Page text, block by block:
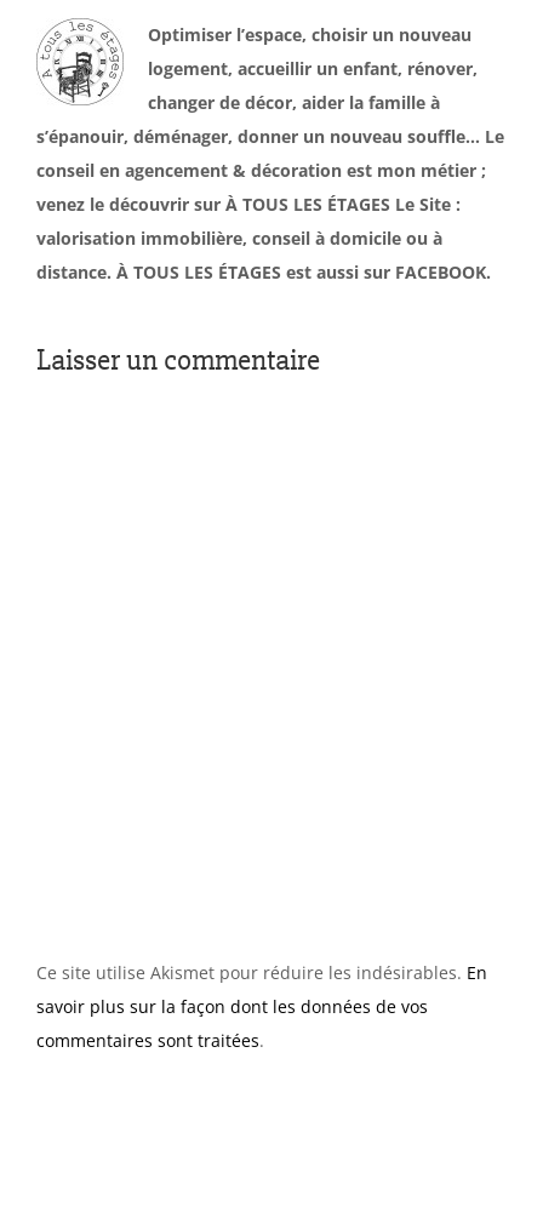
Optimiser l’espace, choisir un nouveau
logement, accueillir un enfant, rénover,
changer de décor, aider la famille à
s’épanouir, déménager, donner un nouveau souffle… Le
conseil en agencement & décoration est mon métier ;
venez le découvrir sur À TOUS LES ÉTAGES Le Site :
valorisation immobilière, conseil à domicile ou à
distance. À TOUS LES ÉTAGES est aussi sur FACEBOOK.
Laisser un commentaire
Ce site utilise Akismet pour réduire les indésirables. En
savoir plus sur la façon dont les données de vos
commentaires sont traitées.